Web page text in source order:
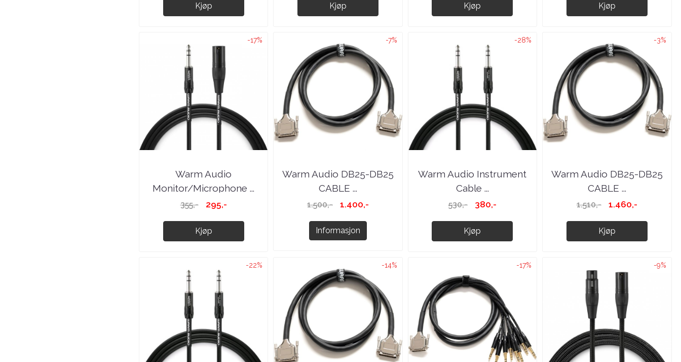
Kjøp Kjøp Kjøp Kjøp
-17%
Warm Audio
Monitor/Microphone ...
355,- 295,-
Kjøp
-7%
Warm Audio DB25-DB25
CABLE ...
1.500,- 1.400,-
Informasjon
-28%
Warm Audio Instrument
Cable ...
530,- 380,-
Kjøp
-3%
Warm Audio DB25-DB25
CABLE ...
1.510,- 1.460,-
Kjøp
-22% -14% -17% -9%